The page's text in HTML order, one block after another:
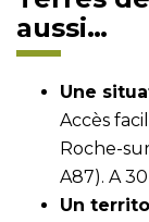
aussi…
Une
Accès
Roche-
A87). A
Un